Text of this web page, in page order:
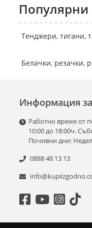
Популярни
Тенджери, тигани,
Белачки, резачки,
Информация
Работно време от
10:00 до 18:00ч.
Почивни дни:
0888 48 13 13